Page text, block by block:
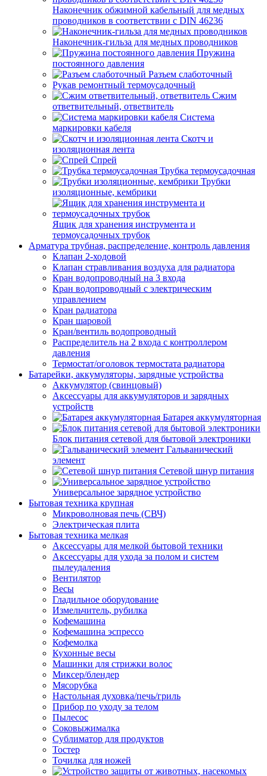
Наконечник обжимной кабельный для медных
проводников в соответствии с DIN 46236
Наконечник-гильза для медных проводников
Пружина
постоянного давления
Разъем слаботочный
Рукав ремонтный термоусадочный
Сжим
ответвительный, ответвитель
Система
маркировки кабеля
Скотч и
изоляционная лента
Спрей
Трубка термоусадочная
Трубки
изоляционные, кембрики
Ящик для хранения инструмента и
термоусадочных трубок
Арматура трубная, распределение, контроль давления
Клапан 2-ходовой
Клапан стравливания воздуха для радиатора
Кран водопроводный на 3 входа
Кран водопроводный с электрическим
управлением
Кран радиатора
Кран шаровой
Кран/вентиль водопроводный
Распределитель на 2 входа с контроллером
давления
Термостат/оголовок термостата радиатора
Батарейки, аккумуляторы, зарядные устройства
Аккумулятор (свинцовый)
Аксессуары для аккумуляторов и зарядных
устройств
Батарея аккумуляторная
Блок питания сетевой для бытовой электроники
Гальванический
элемент
Сетевой шнур питания
Универсальное зарядное устройство
Бытовая техника крупная
Микроволновая печь (СВЧ)
Электрическая плита
Бытовая техника мелкая
Аксессуары для мелкой бытовой техники
Аксессуары для ухода за полом и систем
пылеудаления
Вентилятор
Весы
Гладильное оборудование
Измельчитель, рубилка
Кофемашина
Кофемашина эспрессо
Кофемолка
Кухонные весы
Машинки для стрижки волос
Миксер/блендер
Мясорубка
Настольная духовка/печь/гриль
Прибор по уходу за телом
Пылесос
Соковыжималка
Сублиматор для продуктов
Тостер
Точилка для ножей